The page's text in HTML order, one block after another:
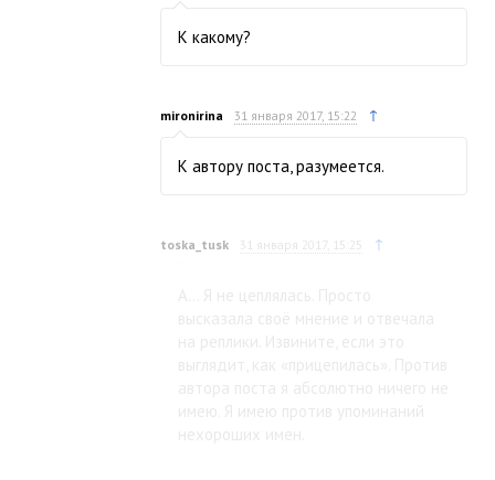
К какому?
mironirina 31 января 2017, 15:22 ↑
К автору поста, разумеется.
toska_tusk 31 января 2017, 15:25 ↑